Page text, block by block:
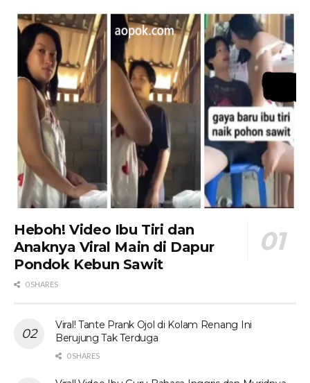
Heboh! Video Ibu Tiri dan
Anaknya Viral Main di Dapur
Pondok Kebun Sawit
0 SHARES
Viral! Tante Prank Ojol di Kolam Renang Ini
Berujung Tak Terduga
0 SHARES